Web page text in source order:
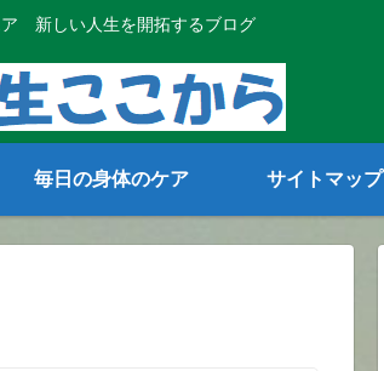
ア 新しい人生を開拓するブログ
毎日の身体のケア サイトマップ